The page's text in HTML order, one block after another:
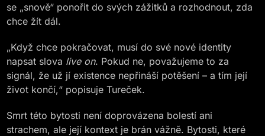
se „snově“ ponořit do svých zážitků a rozhodnout, zda
chce žít dál.
„Když chce pokračovat, musí do své nové identity
napsat slova live on. Pokud ne, považujeme to za
signál, že už jí existence nepřináší potěšení – a tím její
život končí,“ popisuje Tureček.
Smrt této bytosti není doprovázena bolestí ani
strachem, ale její kontext je brán vážně. Bytosti, které